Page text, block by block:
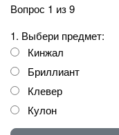
Вопрос 1 из 9
1. Выбери предмет:
Кинжал
Бриллиант
Клевер
Кулон